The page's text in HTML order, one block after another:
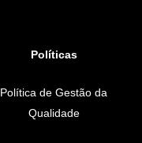
Políticas
Política de Gestão da
Qualidade